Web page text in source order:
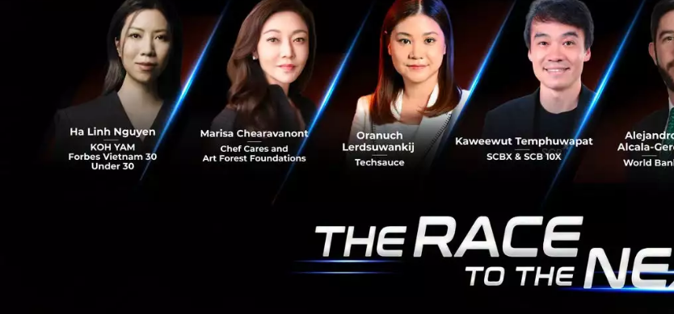
Dishoom ร้านอาหารอินเดียชื่อดังในสหราชอาณาจักร
ในส่วนด้าน Fitness ทาง L Catterton ลงทุนในด้านนี้มาอย่างต่อเนื่อง แ
สมควร ยกตัวอย่างเคสเห็นชัดที่สุดคือ Equinox ซึ่งเป็น Gym Chain ระดั
ลงทุนตั้งแต่ปี 2017 ก่อนร่วม Funding รอบ 1,800 ล้านดอลลาร์ ในปี
ตลอดช่วงเวลานั้น Equinox ขยายตัวจาก Gym Chain ไปสู่แบรนด์ไลฟ์สไ
Equinox Hotels โปรแกรมสุขภาพเฉพาะบุคคล และ IV Center ที่กำลังสร้
ทำไมดีลนี้น่าสนใจ